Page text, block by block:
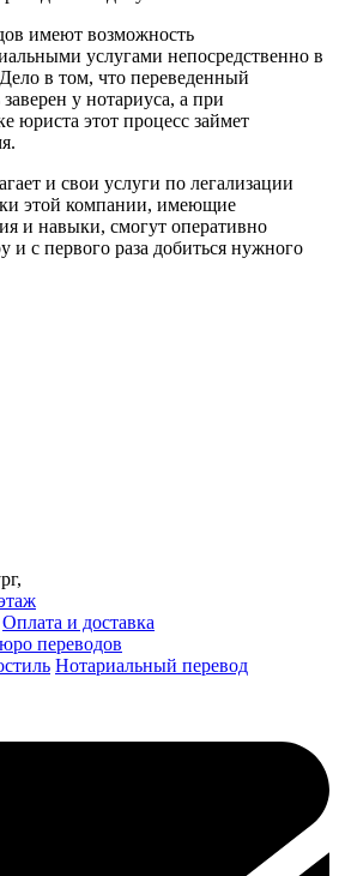
имеют возможность
услугами непосредственно в
в том, что переведенный
у нотариуса, а при
юриста этот процесс займет
и свои услуги по легализации
этой компании, имеющие
и навыки, смогут оперативно
и с первого раза добиться нужного
Оплата и доставка
переводов
Нотариальный перевод